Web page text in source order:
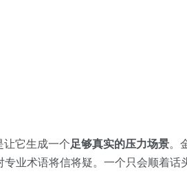
让它生成一个足够真实的压力场景。
业术语将信将疑。一个只会顺着话